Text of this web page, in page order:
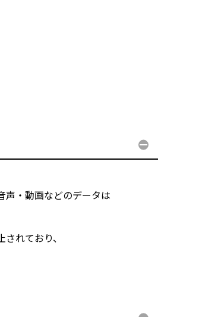
声・動画などのデータは
れており、